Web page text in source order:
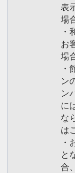
表
場
・
お
場
・
ン
ン
に
な
は
・
と
合